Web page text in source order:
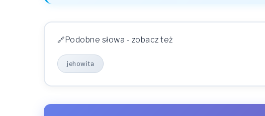
Podobne słowa - zobacz też
jehowita